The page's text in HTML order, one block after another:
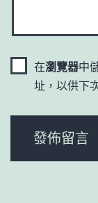
在瀏覽器中
址，以供下